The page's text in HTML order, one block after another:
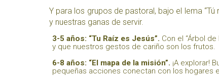
Y para los grupos de pastoral, bajo el lema
y nuestras ganas de servir.
3-5 años: “Tu Raíz es Jesús”. Con el “Árbol
y que nuestros gestos de cariño son los frutos.
6-8 años: “El mapa de la misión”. ¡A explorar!
pequeñas acciones conectan con los hogares